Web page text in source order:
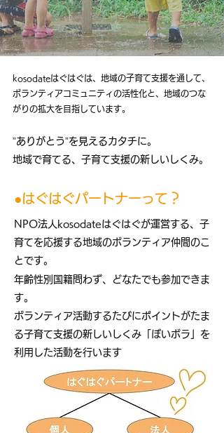
kosodateはぐはぐは、 地域の子育て支援を通して、
ボランティアコミュニティの活性化と、 地域のつな
がりの拡大を目指しています。
”ありがとう”を見えるカタチに。​
​地域で育てる、子育て支援の新しいしくみ。
●はぐはぐパートナーって？
NPO法人kosodateはぐはぐが運営する、​子
育てを応援する地域のボランティア仲間のこ
とです。
​年齢性別国籍問わず、どなたでも参加できま
す。
​ボランティア活動するたびにポイントがたま
る子育て支援の新しいしくみ「ぽいボラ」を
利用した活動を行います